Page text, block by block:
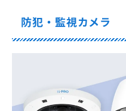
防犯・監視カメラ